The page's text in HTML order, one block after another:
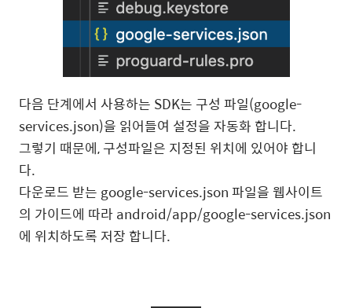
다음 단계에서 사용하는 SDK는 구성 파일(google-
services.json)을 읽어들여 설정을 자동화 합니다.
그렇기 때문에, 구성파일은 지정된 위치에 있어야 합니
다.
다운로드 받는 google-services.json 파일을 웹사이트
의 가이드에 따라 android/app/google-services.json
에 위치하도록 저장 합니다.